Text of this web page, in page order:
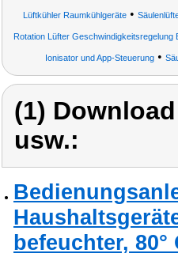
Lüftkühler Raumkühlgeräte•
Rotation Lüfter Geschwindigkeitsregelung
Ionisator und App-Steuerung•
(1)
usw.:
befeuchter,